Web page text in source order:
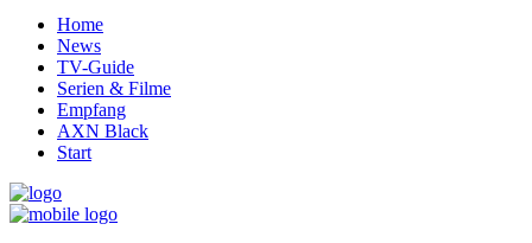
Home
News
TV-Guide
Serien & Filme
Empfang
AXN Black
Start